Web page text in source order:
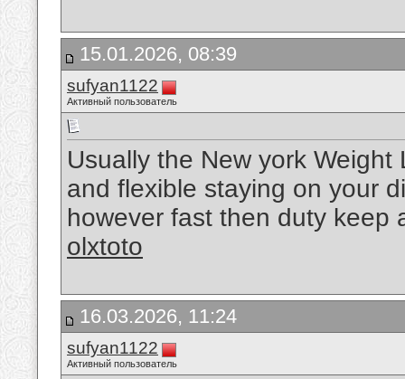
15.01.2026, 08:39
sufyan1122
Активный пользователь
Usually the New york
and flexible staying on your
however fast then duty keep
olxtoto
16.03.2026, 11:24
sufyan1122
Активный пользователь